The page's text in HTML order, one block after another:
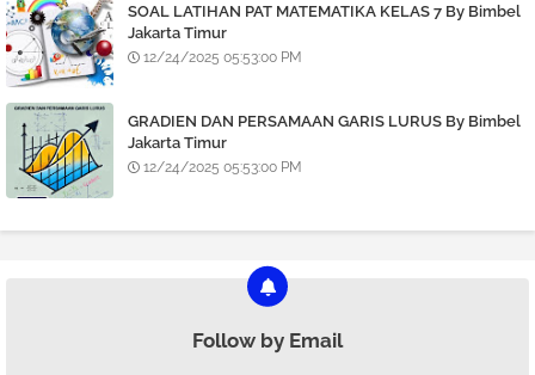
SOAL LATIHAN PAT MATEMATIKA KELAS 7 By Bimbel
Jakarta Timur
12/24/2025 05:53:00 PM
GRADIEN DAN PERSAMAAN GARIS LURUS By Bimbel
Jakarta Timur
12/24/2025 05:53:00 PM
Follow by Email